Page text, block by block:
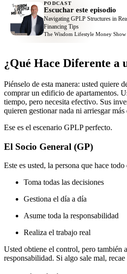
PODCAST
Escuchar este episodio
Navigating GPLP Structures in
Financing Tips
The Wisdom Lifestyle Money Show
¿Qué Hace Diferente a
Piénselo de esta manera: usted quiere
comprar un edificio de apartamentos.
tiempo, pero necesita efectivo. Sus
quieren gestionar nada ni arriesgar
Ese es el escenario GPLP perfecto.
El Socio General (GP)
Este es usted, la persona que hace
Toma todas las decisiones
Gestiona el día a día
Asume toda la responsabilidad
Realiza el trabajo real
Usted obtiene el control, pero también
responsabilidad. Si algo sale mal, recae